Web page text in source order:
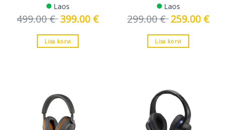
Laos
499.00€ Algne
hind
499.00 €.
399.00 €Current
price
Lisa korvi
Laos
299.00€ Algne
hind
299.00 €.
259.00 €price
Lisa korvi